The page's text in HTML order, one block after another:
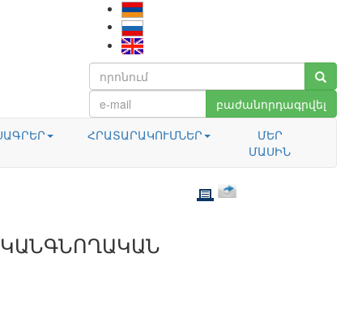
բաժանորդագրվել
ՀՐԱՏԱՐԱԿՈՒՄՆԵՐ
ՄԵՐ
ՄԱՍԻՆ